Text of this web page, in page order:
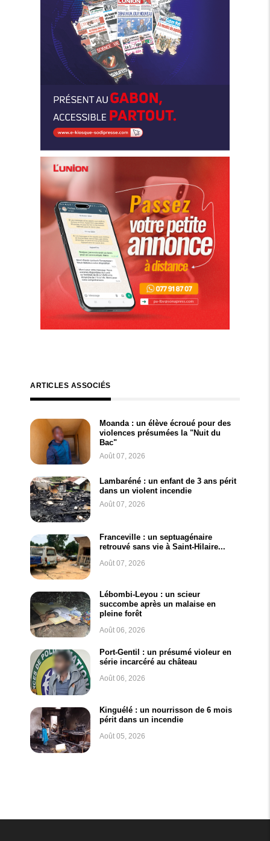
ARTICLES ASSOCIÉS
Moanda : un élève écroué pour des
violences présumées la "Nuit du
Bac"
Août 07, 2026
Lambaréné : un enfant de 3 ans périt
dans un violent incendie
Août 07, 2026
Franceville : un septuagénaire
retrouvé sans vie à Saint-Hilaire...
Août 07, 2026
Lébombi-Leyou : un scieur
succombe après un malaise en
pleine forêt
Août 06, 2026
Port-Gentil : un présumé violeur en
série incarcéré au château
Août 06, 2026
Kinguélé : un nourrisson de 6 mois
périt dans un incendie
Août 05, 2026